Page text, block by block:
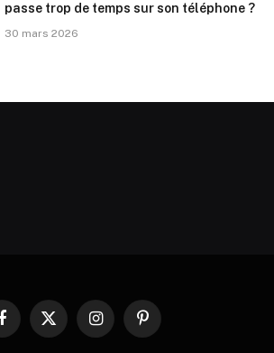
passe trop de temps sur son téléphone ?
30 mars 2026
Facebook
X
InstagramPinterest